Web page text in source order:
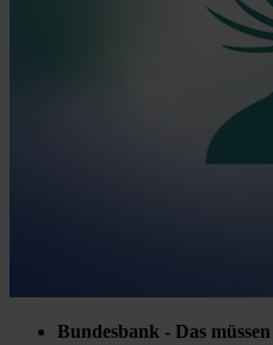
Bundesbank - Das